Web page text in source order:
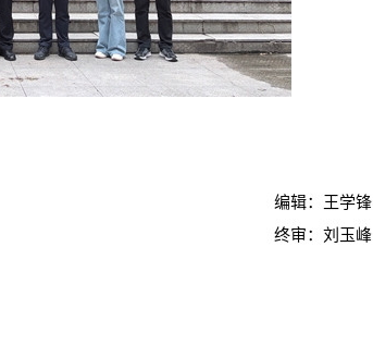
编辑：王学锋
终审：刘玉峰